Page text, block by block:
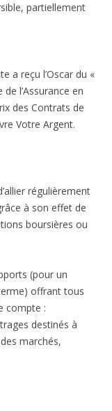
partiellement
a reçu l’Oscar du «
l’Assurance en
des Contrats de
Votre Argent.
régulièrement
à son effet de
boursières ou
(pour un
offrant tous
compte :
destinés à
marchés,